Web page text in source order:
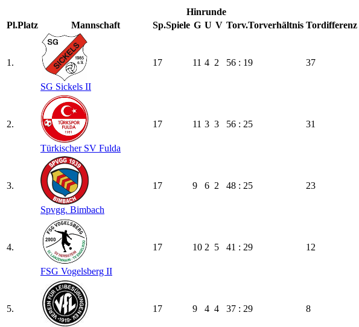
Hinrunde
Pl.Platz Mannschaft Sp.Spiele G U V Torv.Torverhältnis Tordifferenz
1.
SG Sickels II
17 11 4 2 56 : 19 37
2.
Türkischer SV Fulda
17 11 3 3 56 : 25 31
3.
Spvgg. Bimbach
17 9 6 2 48 : 25 23
4.
FSG Vogelsberg II
17 10 2 5 41 : 29 12
5. 17 9 4 4 37 : 29 8